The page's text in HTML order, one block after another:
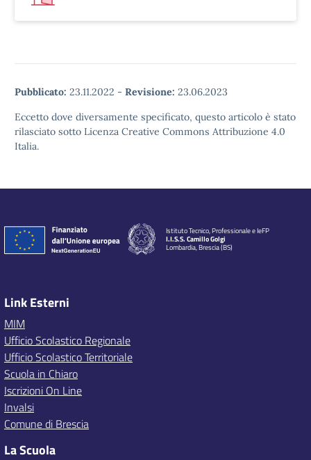
Pubblicato: 23.11.2022 - Revisione: 23.06.2023
Eccetto dove diversamente specificato, questo articolo è stato
rilasciato sotto Licenza Creative Commons Attribuzione 4.0
Italia.
Istituto Tecnico, Professionale e IeFP
I.I.S.S. Camillo Golgi
Lombardia, Brescia (BS)
Link Esterni
MIM
Ufficio Scolastico Regionale
Ufficio Scolastico Territoriale
Scuola in Chiaro
Iscrizioni On Line
Invalsi
Comune di Brescia
La Scuola